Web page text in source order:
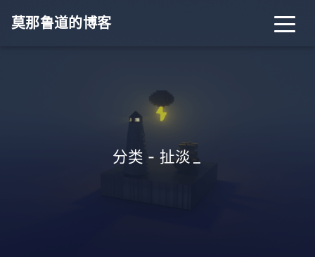
莫那鲁道的博客
分类 - 扯淡 _